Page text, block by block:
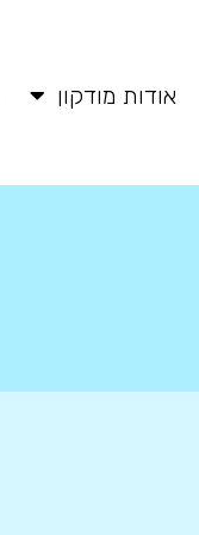
אודות מודקון